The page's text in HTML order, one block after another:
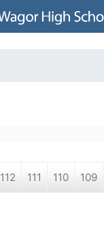
Jump to navigation
112 111 110 109